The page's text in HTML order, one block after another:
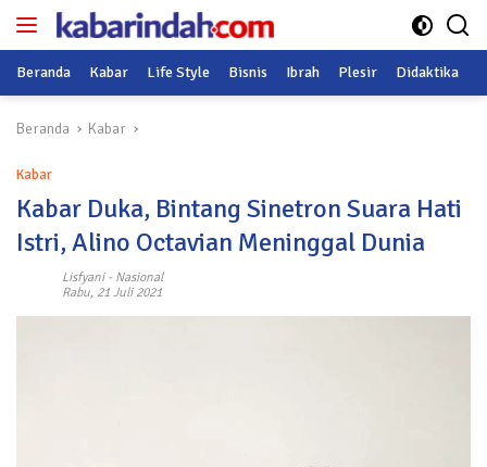
Langsung
Beranda Kabar Life Style Bisnis Ibrah Plesir Didaktika
Beranda Kabar
Kabar
Kabar Duka, Bintang Sinetron Suara Hati
Istri, Alino Octavian Meninggal Dunia
Lisfyani- Nasional
Rabu, 21 Juli 2021